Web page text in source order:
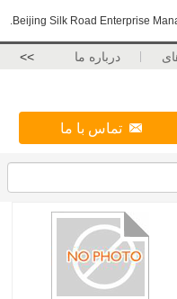
Beijing Silk Road Enterprise
درباره ما >>
تماس با ما